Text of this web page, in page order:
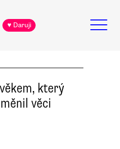
♥ Daruji
který
věci